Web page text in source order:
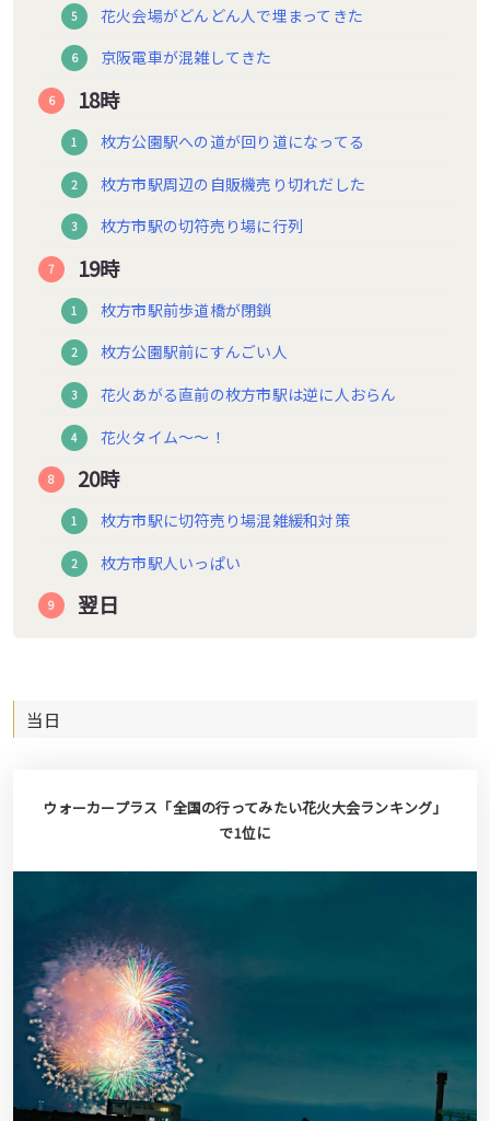
花火会場がどんどん人で埋まってきた
京阪電車が混雑してきた
18時
枚方公園駅への道が回り道になってる
枚方市駅周辺の自販機売り切れだした
枚方市駅の切符売り場に行列
19時
枚方市駅前歩道橋が閉鎖
枚方公園駅前にすんごい人
花火あがる直前の枚方市駅は逆に人おらん
花火タイム〜〜！
20時
枚方市駅に切符売り場混雑緩和対策
枚方市駅人いっぱい
翌日
当日
ウォーカープラス「全国の行ってみたい花火大会ランキング」
で1位に